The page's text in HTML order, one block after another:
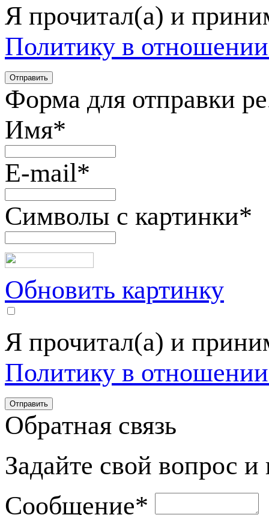
Я прочитал(а) и
Политику в
Форма для отправки
Имя*
E-mail*
Символы с картинки*
Обновить картинку
Я прочитал(а) и
Политику в
Обратная связь
Задайте свой вопрос
Сообщение*